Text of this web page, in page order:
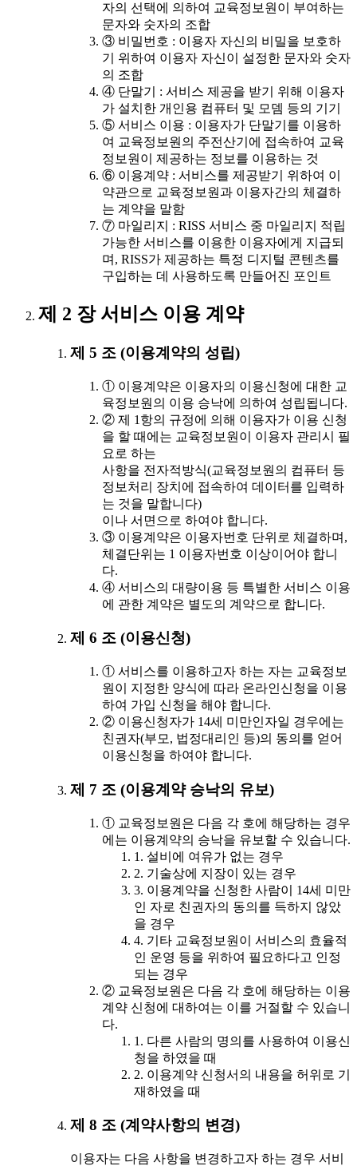
자의 선택에 의하여 교육정보원이 부여하는
문자와 숫자의 조합
③ 비밀번호 : 이용자 자신의 비밀을 보호하
기 위하여 이용자 자신이 설정한 문자와 숫자
의 조합
④ 단말기 : 서비스 제공을 받기 위해 이용자
가 설치한 개인용 컴퓨터 및 모뎀 등의 기기
⑤ 서비스 이용 : 이용자가 단말기를 이용하
여 교육정보원의 주전산기에 접속하여 교육
정보원이 제공하는 정보를 이용하는 것
⑥ 이용계약 : 서비스를 제공받기 위하여 이
약관으로 교육정보원과 이용자간의 체결하
는 계약을 말함
⑦ 마일리지 : RISS 서비스 중 마일리지 적립
가능한 서비스를 이용한 이용자에게 지급되
며, RISS가 제공하는 특정 디지털 콘텐츠를
구입하는 데 사용하도록 만들어진 포인트
제 2 장 서비스 이용 계약
제 5 조 (이용계약의 성립)
① 이용계약은 이용자의 이용신청에 대한 교
육정보원의 이용 승낙에 의하여 성립됩니다.
② 제 1항의 규정에 의해 이용자가 이용 신청
을 할 때에는 교육정보원이 이용자 관리시 필
요로 하는
사항을 전자적방식(교육정보원의 컴퓨터 등
정보처리 장치에 접속하여 데이터를 입력하
는 것을 말합니다)
이나 서면으로 하여야 합니다.
③ 이용계약은 이용자번호 단위로 체결하며,
체결단위는 1 이용자번호 이상이어야 합니
다.
④ 서비스의 대량이용 등 특별한 서비스 이용
에 관한 계약은 별도의 계약으로 합니다.
제 6 조 (이용신청)
① 서비스를 이용하고자 하는 자는 교육정보
원이 지정한 양식에 따라 온라인신청을 이용
하여 가입 신청을 해야 합니다.
② 이용신청자가 14세 미만인자일 경우에는
친권자(부모, 법정대리인 등)의 동의를 얻어
이용신청을 하여야 합니다.
제 7 조 (이용계약 승낙의 유보)
① 교육정보원은 다음 각 호에 해당하는 경우
에는 이용계약의 승낙을 유보할 수 있습니다.
1. 설비에 여유가 없는 경우
2. 기술상에 지장이 있는 경우
3. 이용계약을 신청한 사람이 14세 미만
인 자로 친권자의 동의를 득하지 않았
을 경우
4. 기타 교육정보원이 서비스의 효율적
인 운영 등을 위하여 필요하다고 인정
되는 경우
② 교육정보원은 다음 각 호에 해당하는 이용
계약 신청에 대하여는 이를 거절할 수 있습니
다.
1. 다른 사람의 명의를 사용하여 이용신
청을 하였을 때
2. 이용계약 신청서의 내용을 허위로 기
재하였을 때
제 8 조 (계약사항의 변경)
이용자는 다음 사항을 변경하고자 하는 경우 서비